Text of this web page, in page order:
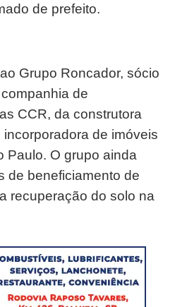
de prefeito.
Grupo Roncador, sócio
de
CCR, da construtora
de imóveis
Paulo. O grupo ainda
de beneficiamento de
recuperação do solo na